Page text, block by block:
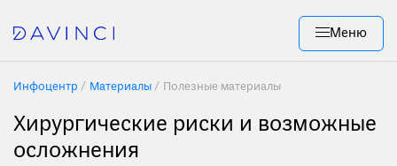
Меню
Инфоцентр Материалы Полезные материалы
Хирургические риски и возможные
осложнения